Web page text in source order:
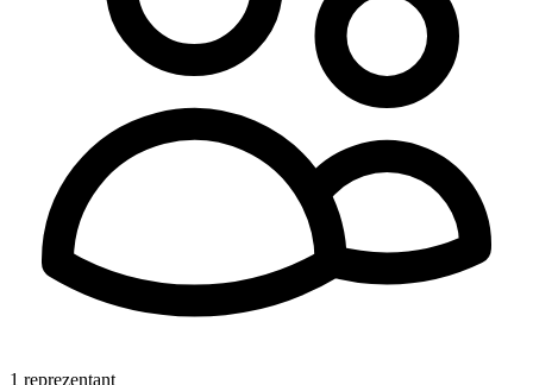
1 reprezentant